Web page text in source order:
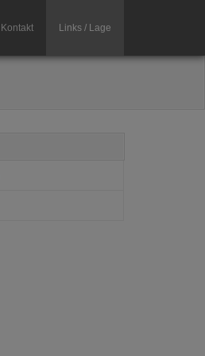
Kontakt Links / Lage